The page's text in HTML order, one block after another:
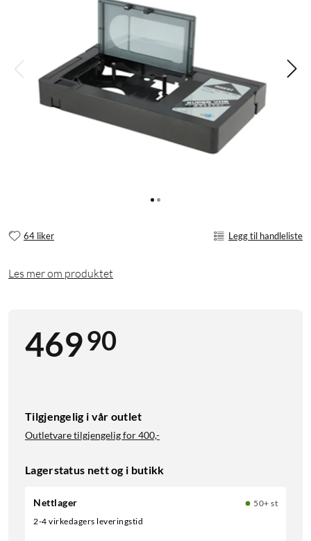
64 liker Legg til handleliste
Les mer om produktet
46990
Tilgjengelig i vår outlet
Outletvare tilgjengelig for400,-
Lagerstatus nett og i butikk
Nettlager
50+ st
2-4 virkedagers leveringstid